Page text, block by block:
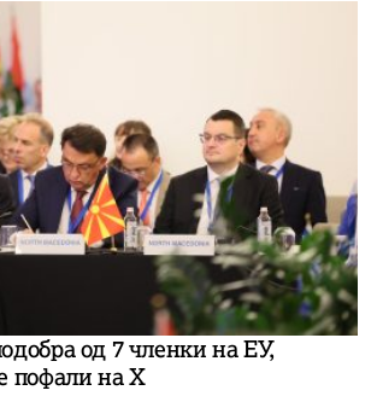
од 7 членки на ЕУ,
пофали на Х